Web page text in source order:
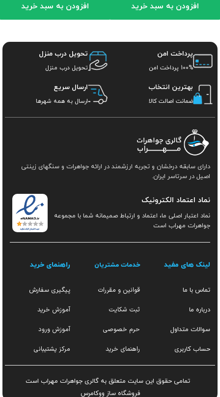
افزودن به سبد خرید افزودن به سبد خرید
پرداخت امن
100% پرداخت امن
تحویل درب منزل
تحویل درب منزل
بهترین انتخاب
ضمانت اصالت کالا
ارسال سریع
ارسال به همه شهرها
دارای سابقه درخشان و تجربه ارزشمند در ارائه جواهرات و سنگهای زینتی
اصیل در سرتاسر ایران.
نماد اعتماد الکترونیک
نماد اعتبار اصلی ما، اعتماد و ارتباط صمیمانه شما با مجموعه
جواهرات مهراب است
لینک های مفید
تماس با ما
درباره ما
سوالات متداول
حساب کاربری
خدمات مشتریان
قوانین و مقررات
ثبت شکایت
حرم خصوصی
راهنمای خرید
راهنمای خرید
پیگیری سفارش
آموزش خرید
آموزش ورود
مرکز پشتیبانی
تمامی حقوق این سایت متعلق به گالری جواهرات مهراب است
فروشگاه ساز ووکامرس